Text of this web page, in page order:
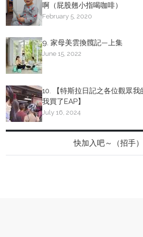
啊（屁股翹小指喝咖啡）
February 5, 2020
9. 家母美雲換髖記—上集
June 15, 2022
10. 【特斯拉日記之各位觀眾
我買了EAP】
July 16, 2024
快加入吧～（招手）